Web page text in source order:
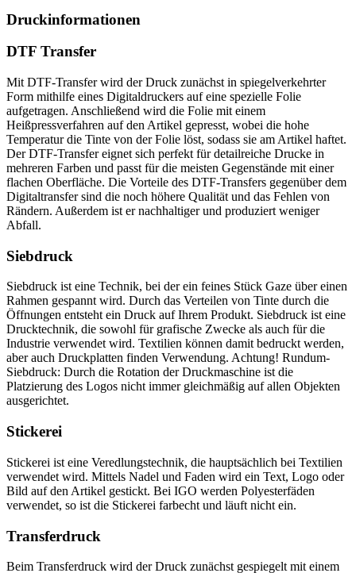
Druckinformationen
DTF Transfer
Mit DTF-Transfer wird der Druck zunächst in spiegelverkehrter
Form mithilfe eines Digitaldruckers auf eine spezielle Folie
aufgetragen. Anschließend wird die Folie mit einem
Heißpressverfahren auf den Artikel gepresst, wobei die hohe
Temperatur die Tinte von der Folie löst, sodass sie am Artikel haftet.
Der DTF-Transfer eignet sich perfekt für detailreiche Drucke in
mehreren Farben und passt für die meisten Gegenstände mit einer
flachen Oberfläche. Die Vorteile des DTF-Transfers gegenüber dem
Digitaltransfer sind die noch höhere Qualität und das Fehlen von
Rändern. Außerdem ist er nachhaltiger und produziert weniger
Abfall.
Siebdruck
Siebdruck ist eine Technik, bei der ein feines Stück Gaze über einen
Rahmen gespannt wird. Durch das Verteilen von Tinte durch die
Öffnungen entsteht ein Druck auf Ihrem Produkt. Siebdruck ist eine
Drucktechnik, die sowohl für grafische Zwecke als auch für die
Industrie verwendet wird. Textilien können damit bedruckt werden,
aber auch Druckplatten finden Verwendung. Achtung! Rundum-
Siebdruck: Durch die Rotation der Druckmaschine ist die
Platzierung des Logos nicht immer gleichmäßig auf allen Objekten
ausgerichtet.
Stickerei
Stickerei ist eine Veredlungstechnik, die hauptsächlich bei Textilien
verwendet wird. Mittels Nadel und Faden wird ein Text, Logo oder
Bild auf den Artikel gestickt. Bei IGO werden Polyesterfäden
verwendet, so ist die Stickerei farbecht und läuft nicht ein.
Transferdruck
Beim Transferdruck wird der Druck zunächst gespiegelt mit einem